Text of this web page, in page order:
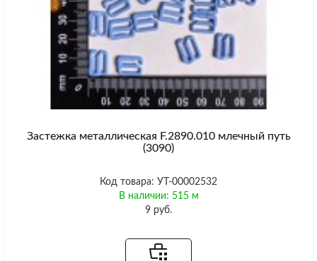
Застежка металлическая F.2890.010 млечный путь
(3090)
Код товара: УТ-00002532
В наличии: 515 м
9 руб.